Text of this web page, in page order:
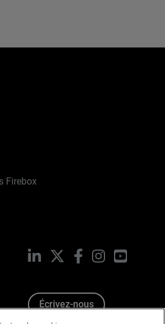
Firebox
LinkedIn FacebookInstagramYouTube
Écrivez-nous